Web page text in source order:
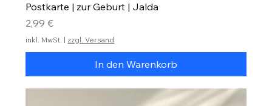
Postkarte | zur Geburt | Jalda
Preis
2,99 €
inkl. MwSt. | zzgl. Versand
In den Warenkorb